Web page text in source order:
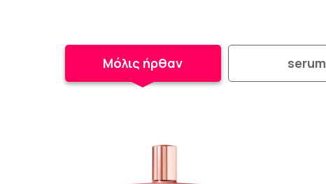
Μόλις ήρθαν serum